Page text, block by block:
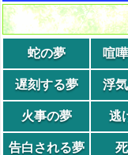
蛇の夢 喧
遅刻する夢 浮
火事の夢 逃
告白される夢